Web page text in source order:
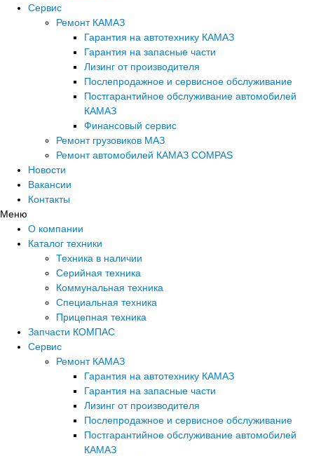
Сервис
Ремонт КАМАЗ
Гарантия на автотехнику КАМАЗ
Гарантия на запасные части
Лизинг от производителя
Послепродажное и сервисное обслуживание
Постгарантийное обслуживание автомобилей
КАМАЗ
Финансовый сервис
Ремонт грузовиков МАЗ
Ремонт автомобилей КАМАЗ COMPAS
Новости
Вакансии
Контакты
Меню
О компании
Каталог техники
Техника в наличии
Серийная техника
Коммунальная техника
Специальная техника
Прицепная техника
Запчасти КОМПАС
Сервис
Ремонт КАМАЗ
Гарантия на автотехнику КАМАЗ
Гарантия на запасные части
Лизинг от производителя
Послепродажное и сервисное обслуживание
Постгарантийное обслуживание автомобилей
КАМАЗ